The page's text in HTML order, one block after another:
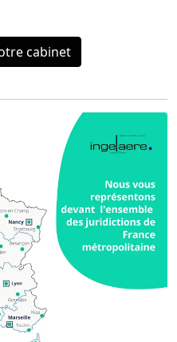
cabinet